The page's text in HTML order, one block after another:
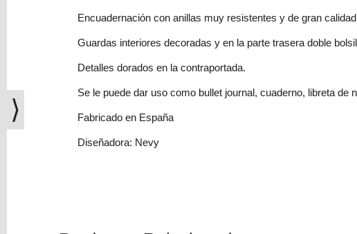
compra
Sociales
Encuadernación con anillas muy resistentes y de gran
Guardas interiores decoradas y en la parte trasera doble
Detalles dorados en la contraportada.
Se le puede dar uso como bullet journal, cuaderno, libreta de
Fabricado en España
Diseñadora: Nevy
⟩